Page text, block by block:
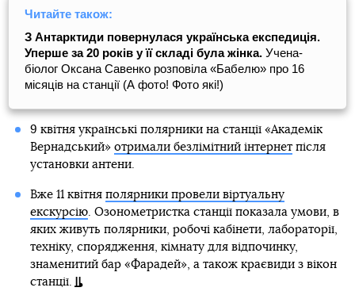
Читайте також:
З Антарктиди повернулася українська експедиція.
Уперше за 20 років у її складі була жінка. Учена-
біолог Оксана Савенко розповіла «Бабелю» про 16
місяців на станції (А фото! Фото які!)
9 квітня українські полярники на станції «Академік
Вернадський» отримали безлімітний інтернетпісля
установки антени.
Вже 11 квітня полярники провели віртуальну
екскурсію. Озонометристка станції показала умови, в
яких живуть полярники, робочі кабінети, лабораторії,
техніку, спорядження, кімнату для відпочинку,
знаменитий бар «Фарадей», а також краєвиди з вікон
станції.